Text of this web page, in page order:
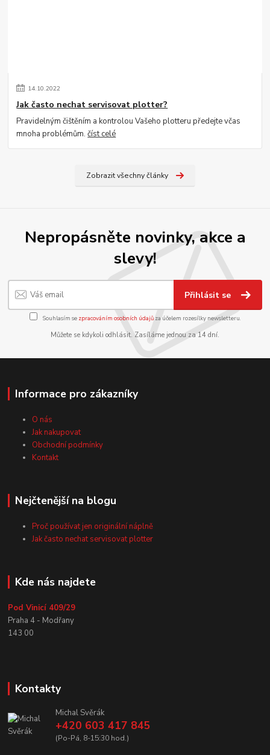
14.10.2022
Jak často nechat servisovat plotter?
Pravidelným čištěním a kontrolou Vašeho plotteru předejte včas
mnoha problémům.číst celé
Zobrazit všechny články
Nepropásněte novinky, akce a
slevy!
Přihlásit se
Souhlasím se zpracováním osobních údajůza účelem rozesílky newsletteru.
Můžete se kdykoli odhlásit. Zasíláme jednou za 14 dní.
Informace pro zákazníky
O nás
Jak nakupovat
Obchodní podmínky
Kontakt
Nejčtenější na blogu
Proč používat jen originální náplně
Jak často nechat servisovat plotter
Kde nás najdete
Pod Vinicí 409/29
Praha 4 - Modřany
143 00
Kontakty
Michal Svěrák
+420 603 417 845
(Po-Pá, 8-15:30 hod.)